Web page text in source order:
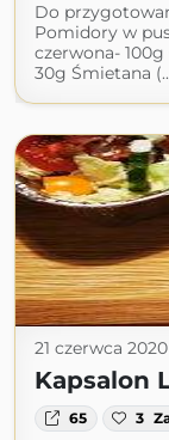
Do
Pomidory w
czerwona-
30g Śmietana
21 czerwca 2020
Kapsalon
65 3